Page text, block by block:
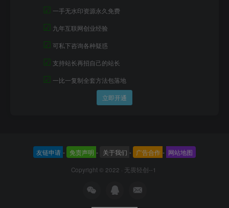
☑ 一手无水印资源永久免费
☑ 九年互联网创业经验
☑ 可私下咨询各种疑惑
☑ 支持站长再招自己的站长
☑ 一比一复制全套方法包落地
立即开通
友链申请 - 免责声明 - 关于我们 - 广告合作 - 网站地图
Copyright © 2022 · 无畏轻创--1